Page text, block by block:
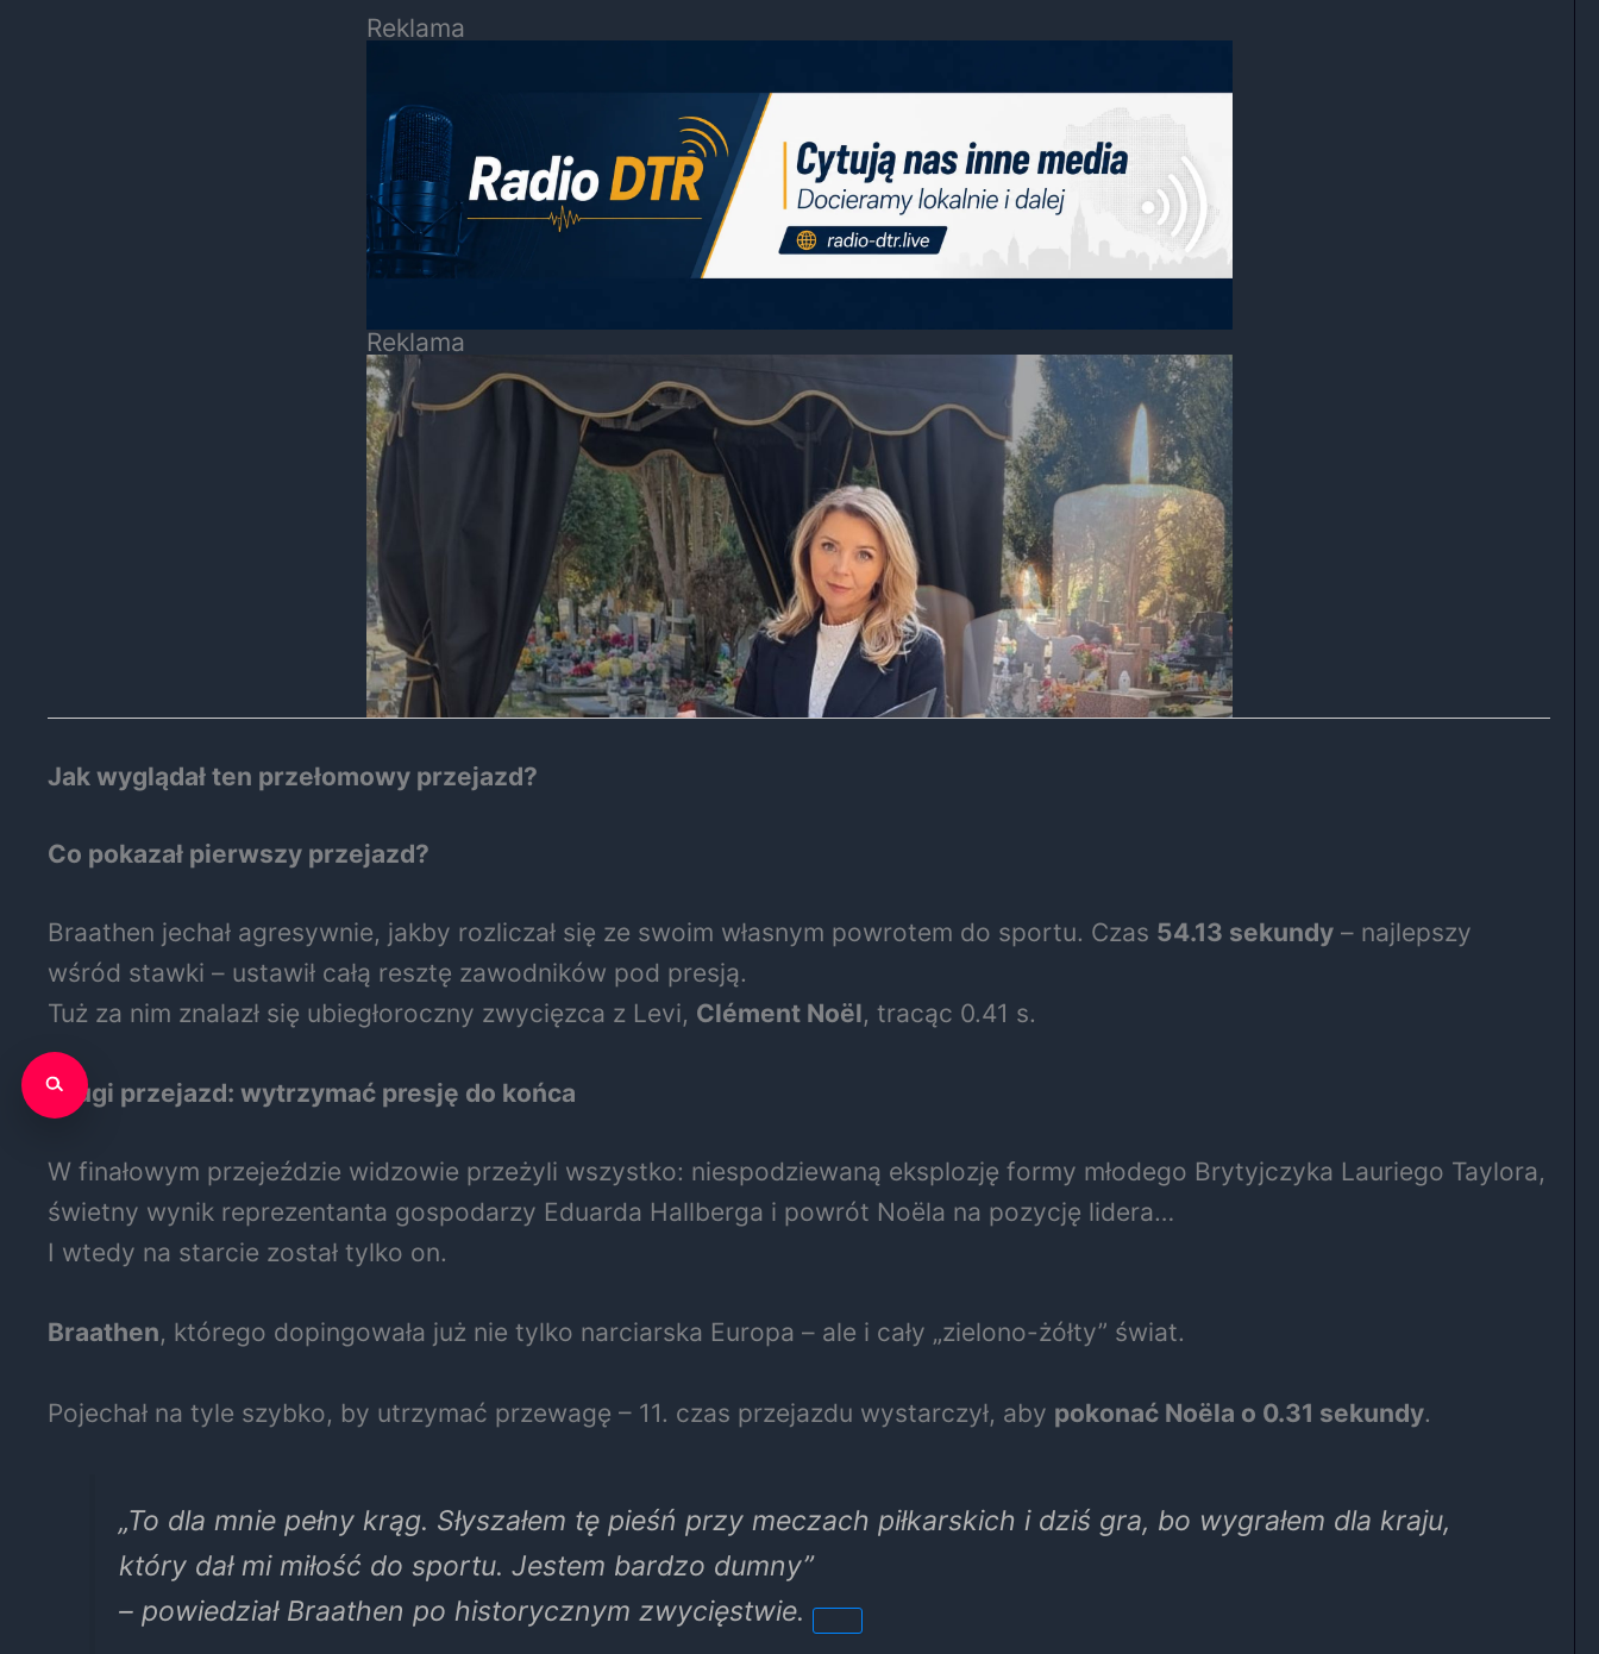
Reklama
Reklama
Jak wyglądał ten przełomowy przejazd?
Co pokazał pierwszy przejazd?
Braathen jechał agresywnie, jakby rozliczał się ze swoim własnym powrotem do sportu. Czas 54.13 sekundy – najlepszy
wśród stawki – ustawił całą resztę zawodników pod presją.
Tuż za nim znalazł się ubiegłoroczny zwycięzca z Levi, Clément Noël, tracąc 0.41 s.
Drugi przejazd: wytrzymać presję do końca
W finałowym przejeździe widzowie przeżyli wszystko: niespodziewaną eksplozję formy młodego Brytyjczyka Lauriego Taylora,
świetny wynik reprezentanta gospodarzy Eduarda Hallberga i powrót Noëla na pozycję lidera…
I wtedy na starcie został tylko on.
Braathen, którego dopingowała już nie tylko narciarska Europa – ale i cały „zielono-żółty” świat.
Pojechał na tyle szybko, by utrzymać przewagę – 11. czas przejazdu wystarczył, aby pokonać Noëla o 0.31 sekundy.
„To dla mnie pełny krąg. Słyszałem tę pieśń przy meczach piłkarskich i dziś gra, bo wygrałem dla kraju,
który dał mi miłość do sportu. Jestem bardzo dumny”
– powiedział Braathen po historycznym zwycięstwie.